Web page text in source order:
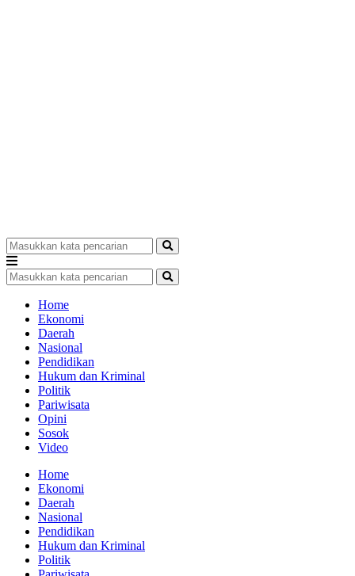
Home
Ekonomi
Daerah
Nasional
Pendidikan
Hukum dan Kriminal
Politik
Pariwisata
Opini
Sosok
Video
Home
Ekonomi
Daerah
Nasional
Pendidikan
Hukum dan Kriminal
Politik